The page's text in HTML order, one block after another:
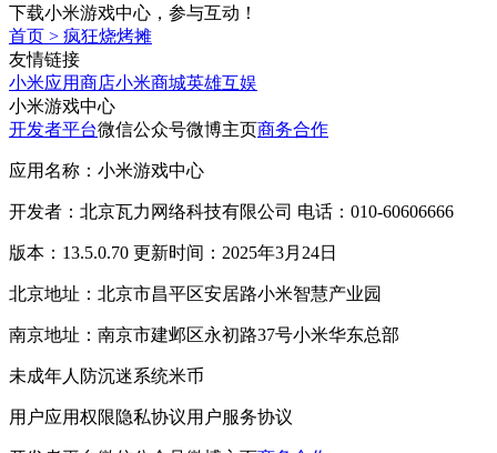
下载小米游戏中心，参与互动！
首页 > 疯狂烧烤摊
友情链接
小米应用商店小米商城英雄互娱
小米游戏中心
开发者平台微信公众号微博主页商务合作
应用名称：小米游戏中心
开发者：北京瓦力网络科技有限公司 电话：010-60606666
版本：13.5.0.70 更新时间：2025年3月24日
北京地址：北京市昌平区安居路小米智慧产业园
南京地址：南京市建邺区永初路37号小米华东总部
未成年人防沉迷系统米币
用户应用权限隐私协议用户服务协议